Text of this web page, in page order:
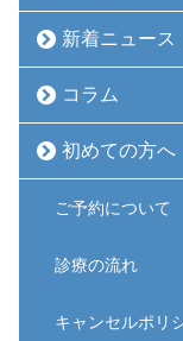
新着ニュース
コラム
初めての方へ
ご予約について
診療の流れ
キャンセルポリ